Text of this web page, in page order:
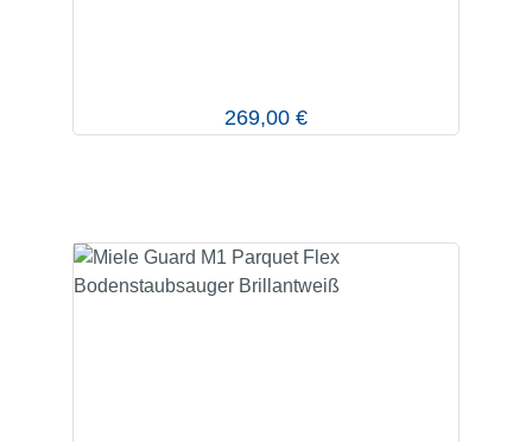
Regulärer Preis:
269,00 €